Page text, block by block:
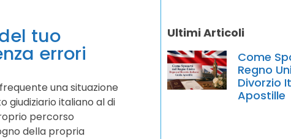
tuo
errori
una situazione
giudiziario italiano al di
percorso
della propria
Ultimi Articoli
Come
Regno
Divorzio
Apostille